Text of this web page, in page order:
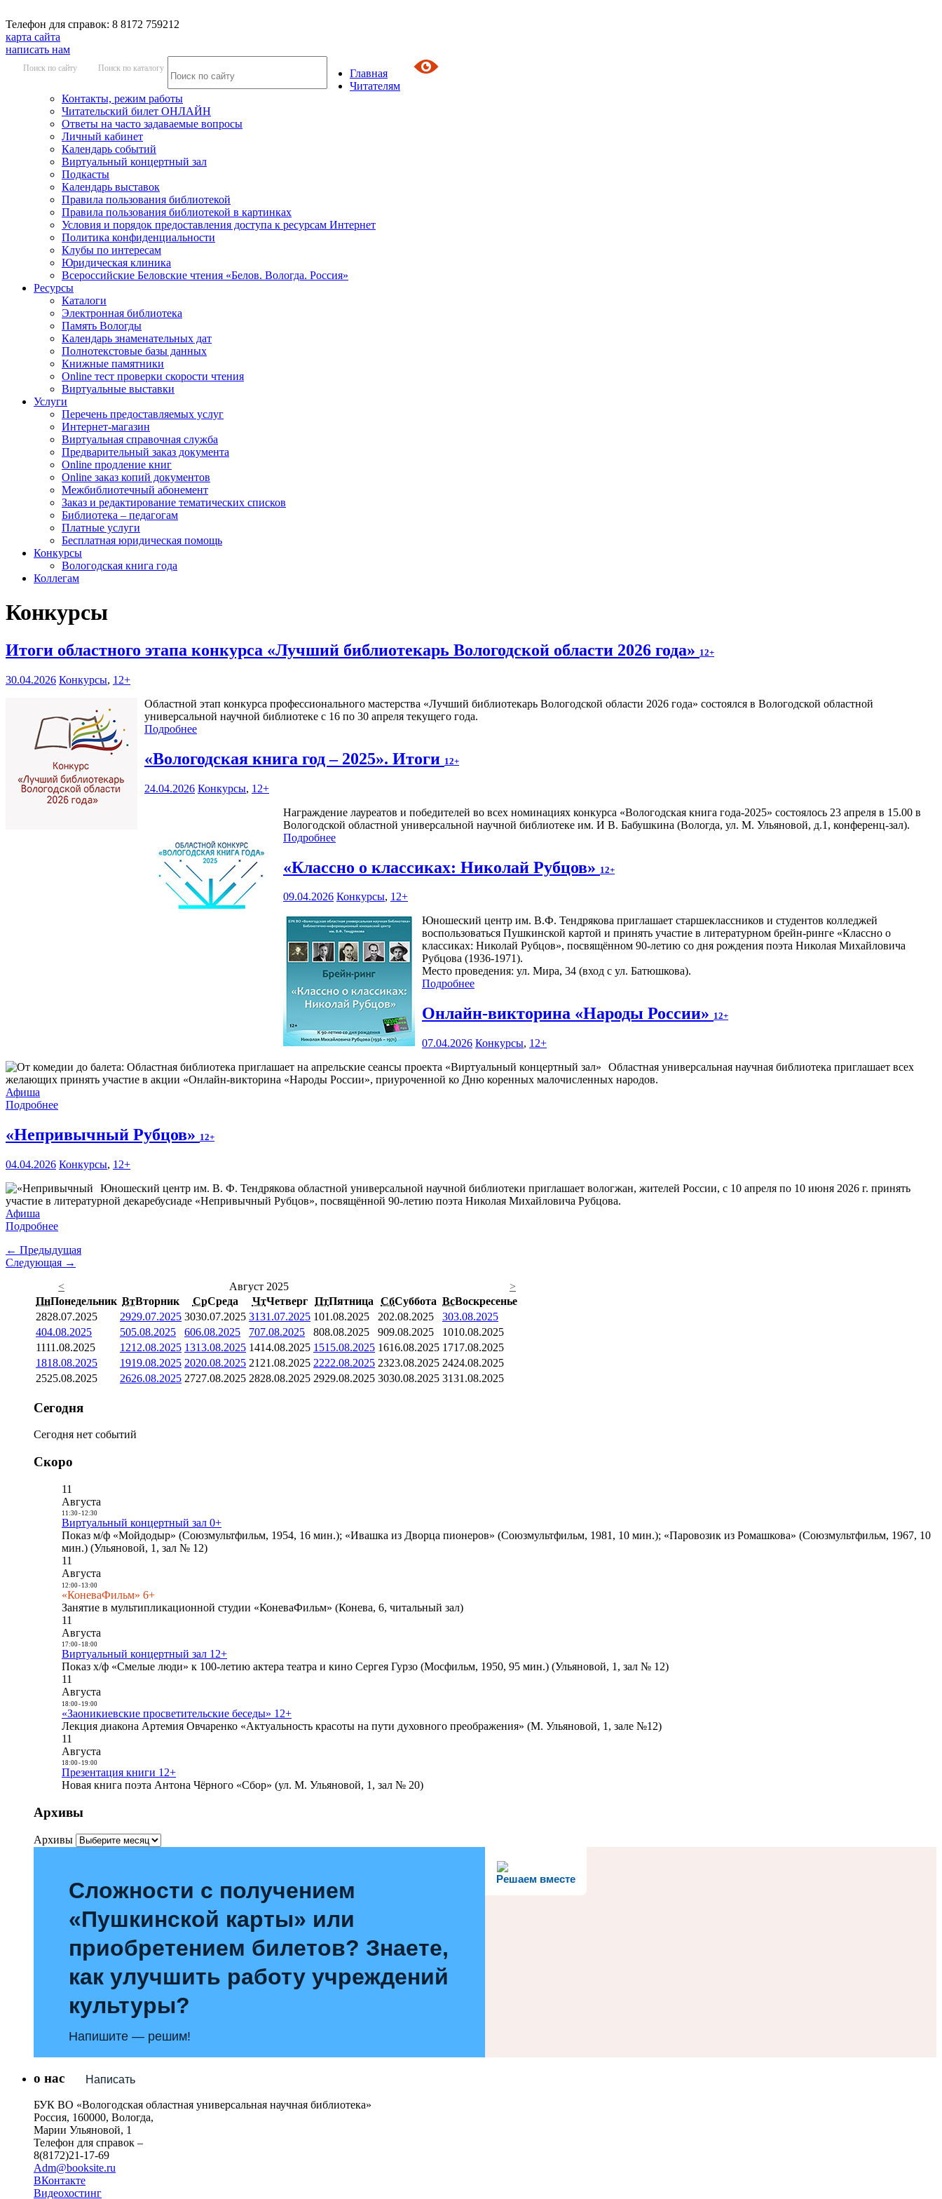
Телефон для справок: 8 8172 759212
карта сайта
написать нам
Поиск по сайту Поиск по каталогу
Главная
Читателям
Контакты, режим работы
Читательский билет ОНЛАЙН
Ответы на часто задаваемые вопросы
Личный кабинет
Календарь событий
Виртуальный концертный зал
Подкасты
Календарь выставок
Правила пользования библиотекой
Правила пользования библиотекой в картинках
Условия и порядок предоставления доступа к ресурсам Интернет
Политика конфиденциальности
Клубы по интересам
Юридическая клиника
Всероссийские Беловские чтения «Белов. Вологда. Россия»
Ресурсы
Каталоги
Электронная библиотека
Память Вологды
Календарь знаменательных дат
Полнотекстовые базы данных
Книжные памятники
Online тест проверки скорости чтения
Виртуальные выставки
Услуги
Перечень предоставляемых услуг
Интернет-магазин
Виртуальная справочная служба
Предварительный заказ документа
Online продление книг
Online заказ копий документов
Межбиблиотечный абонемент
Заказ и редактирование тематических списков
Библиотека – педагогам
Платные услуги
Бесплатная юридическая помощь
Конкурсы
Вологодская книга года
Коллегам
Конкурсы
Итоги областного этапа конкурса «Лучший библиотекарь Вологодской области 2026 года» 12+
30.04.2026 Конкурсы, 12+
Областной этап конкурса профессионального мастерства «Лучший библиотекарь Вологодской области 2026 года» состоялся в Вологодской областной
универсальной научной библиотеке с 16 по 30 апреля текущего года.
Подробнее
«Вологодская книга год – 2025». Итоги 12+
24.04.2026 Конкурсы, 12+
Награждение лауреатов и победителей во всех номинациях конкурса «Вологодская книга года-2025» состоялось 23 апреля в 15.00 в
Вологодской областной универсальной научной библиотеке им. И В. Бабушкина (Вологда, ул. М. Ульяновой, д.1, конференц-зал).
Подробнее
«Классно о классиках: Николай Рубцов» 12+
09.04.2026 Конкурсы, 12+
Юношеский центр им. В.Ф. Тендрякова приглашает старшеклассников и студентов колледжей
воспользоваться Пушкинской картой и принять участие в литературном брейн-ринге «Классно о
классиках: Николай Рубцов», посвящённом 90-летию со дня рождения поэта Николая Михайловича
Рубцова (1936-1971).
Место проведения: ул. Мира, 34 (вход с ул. Батюшкова).
Подробнее
Онлайн-викторина «Народы России» 12+
07.04.2026 Конкурсы, 12+
Областная универсальная научная библиотека приглашает всех
желающих принять участие в акции «Онлайн-викторина «Народы России», приуроченной ко Дню коренных малочисленных народов.
Афиша
Подробнее
«Непривычный Рубцов» 12+
04.04.2026 Конкурсы, 12+
Юношеский центр им. В. Ф. Тендрякова областной универсальной научной библиотеки приглашает вологжан, жителей России, с 10 апреля по 10 июня 2026 г. принять
участие в литературной декаребусиаде «Непривычный Рубцов», посвящённой 90-летию поэта Николая Михайловича Рубцова.
Афиша
Подробнее
← Предыдущая
Следующая →
<
Август 2025
>
ПнПонедельник ВтВторник СрСреда ЧтЧетверг ПтПятница СбСуббота ВсВоскресенье
2828.07.2025 2929.07.2025 3030.07.2025 3131.07.2025 101.08.2025 202.08.2025 303.08.2025
404.08.2025 505.08.2025 606.08.2025 707.08.2025 808.08.2025 909.08.2025 1010.08.2025
1111.08.2025 1212.08.2025 1313.08.2025 1414.08.2025 1515.08.2025 1616.08.2025 1717.08.2025
1818.08.2025 1919.08.2025 2020.08.2025 21 21.08.2025 2222.08.2025 2323.08.2025 2424.08.2025
2525.08.2025 2626.08.2025 2727.08.2025 2828.08.2025 2929.08.2025 3030.08.2025 3131.08.2025
Сегодня
Сегодня нет событий
Скоро
11
Августа
11:30- 12:30
Виртуальный концертный зал 0+
Показ м/ф «Мойдодыр» (Союзмультфильм, 1954, 16 мин.); «Ивашка из Дворца пионеров» (Союзмультфильм, 1981, 10 мин.); «Паровозик из Ромашкова» (Союзмультфильм, 1967, 10
мин.) (Ульяновой, 1, зал № 12)
11
Августа
12:00- 13:00
«КоневаФильм» 6+
Занятие в мультипликационной студии «КоневаФильм» (Конева, 6, читальный зал)
11
Августа
17:00- 18:00
Виртуальный концертный зал 12+
Показ х/ф «Смелые люди» к 100-летию актера театра и кино Сергея Гурзо (Мосфильм, 1950, 95 мин.) (Ульяновой, 1, зал № 12)
11
Августа
18:00- 19:00
«Заоникиевские просветительские беседы» 12+
Лекция диакона Артемия Овчаренко «Актуальность красоты на пути духовного преображения» (М. Ульяновой, 1, зале №12)
11
Августа
18:00- 19:00
Презентация книги 12+
Новая книга поэта Антона Чёрного «Сбор» (ул. М. Ульяновой, 1, зал № 20)
Архивы
Архивы
Решаем вместе
Сложности с получением
«Пушкинской карты» или
приобретением билетов? Знаете,
как улучшить работу учреждений
культуры?
Напишите — решим!
Написать
о нас
БУК ВО «Вологодская областная универсальная научная библиотека»
Россия, 160000, Вологда,
Марии Ульяновой, 1
Телефон для справок –
8(8172)21-17-69
Adm@booksite.ru
ВКонтакте
Видеохостинг